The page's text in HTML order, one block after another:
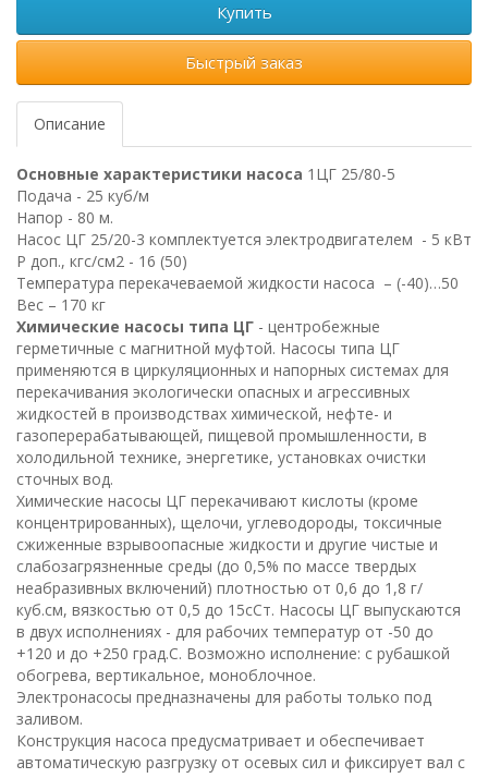
Купить
Быстрый заказ
Описание
Основные характеристики насоса 1ЦГ 25/80-5
Подача - 25 куб/м
Напор - 80 м.
Насос ЦГ 25/20-3 комплектуется электродвигателем - 5 кВт
Р доп., кгс/см2 - 16 (50)
Температура перекачеваемой жидкости насоса – (-40)…50
Вес – 170 кг
Химические насосы типа ЦГ - центробежные
герметичные с магнитной муфтой. Насосы типа ЦГ
применяются в циркуляционных и напорных системах для
перекачивания экологически опасных и агрессивных
жидкостей в производствах химической, нефте- и
газоперерабатывающей, пищевой промышленности, в
холодильной технике, энергетике, установках очистки
сточных вод.
Химические насосы ЦГ перекачивают кислоты (кроме
концентрированных), щелочи, углеводороды, токсичные
сжиженные взрывоопасные жидкости и другие чистые и
слабозагрязненные среды (до 0,5% по массе твердых
неабразивных включений) плотностью от 0,6 до 1,8 г/
куб.см, вязкостью от 0,5 до 15сСт. Насосы ЦГ выпускаются
в двух исполнениях - для рабочих температур от -50 до
+120 и до +250 град.С. Возможно исполнение: с рубашкой
обогрева, вертикальное, моноблочное.
Электронасосы предназначены для работы только под
заливом.
Конструкция насоса предусматривает и обеспечивает
автоматическую разгрузку от осевых сил и фиксирует вал с